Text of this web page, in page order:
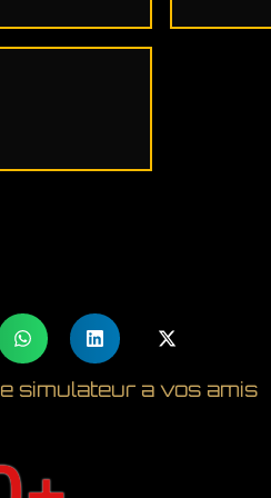
simulateur a vos amis